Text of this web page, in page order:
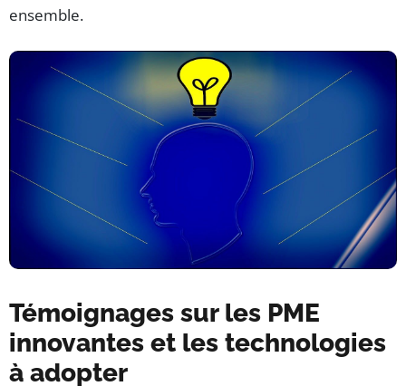
ensemble.
Témoignages sur les PME
innovantes et les technologies
à adopter